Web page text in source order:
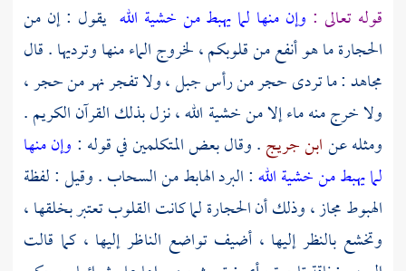
قوله تعالى : وإن منها لما يهبط من خشية الله يقول : إن من
الحجارة ما هو أنفع من قلوبكم ، لخروج الماء منها وترديها . قال
مجاهد: ما تردى حجر من رأس جبل ، ولا تفجر نهر من حجر ،
ولا خرج منه ماء إلا من خشية الله ، نزل بذلك القرآن الكريم .
ومثله عنابن جريج. وقال بعض المتكلمين في قوله : وإن منها
لما يهبط من خشية الله: البرد الهابط من السحاب . وقيل : لفظة
الهبوط مجاز ، وذلك أن الحجارة لما كانت القلوب تعتبر بخلقها ،
وتخشع بالنظر إليها ، أضيف تواضع الناظر إليها ، كما قالت